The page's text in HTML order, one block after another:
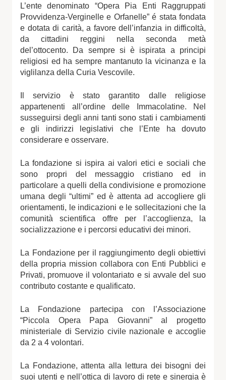
L’ente denominato “Opera Pia Enti Raggruppati
Provvidenza-Verginelle e Orfanelle” é stata fondata
e dotata di carità, a favore dell’infanzia in difficoltà,
da cittadini reggini nella seconda metà
del’ottocento. Da sempre si è ispirata a principi
religiosi ed ha sempre mantanuto la vicinanza e la
viglilanza della Curia Vescovile.
Il servizio è stato garantito dalle religiose
appartenenti all’ordine delle Immacolatine. Nel
susseguirsi degli anni tanti sono stati i cambiamenti
e gli indirizzi legislativi che l’Ente ha dovuto
considerare e osservare.
La fondazione si ispira ai valori etici e sociali che
sono propri del messaggio cristiano ed in
particolare a quelli della condivisione e promozione
umana degli “ultimi” ed è attenta ad accogliere gli
orientamenti, le indicazioni e le sollecitazioni che la
comunità scientifica offre per l’accoglienza, la
socializzazione e i percorsi educativi dei minori.
La Fondazione per il raggiungimento degli obiettivi
della propria mission collabora con Enti Pubblici e
Privati, promuove il volontariato e si avvale del suo
contributo costante e qualificato.
La Fondazione partecipa con l’Associazione
“Piccola Opera Papa Giovanni” al progetto
ministeriale di Servizio civile nazionale e accoglie
da 2 a 4 volontari.
La Fondazione, attenta alla lettura dei bisogni dei
suoi utenti e nell’ottica di lavoro di rete e sinergia è